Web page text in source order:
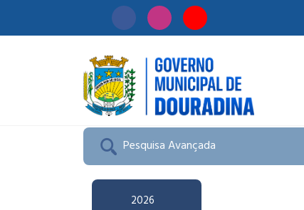
Início / Licitação
Pesquisa Avançada
2026